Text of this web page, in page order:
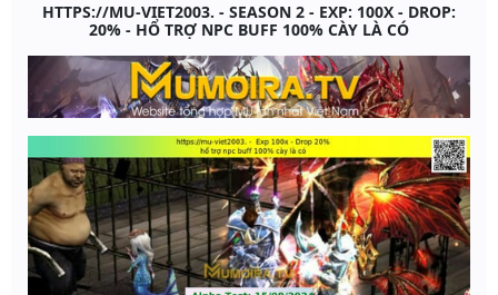
HTTPS://MU-VIET2003. - SEASON 2 - EXP: 100X - DROP:
20% - HỔ TRỢ NPC BUFF 100% CÀY LÀ CÓ